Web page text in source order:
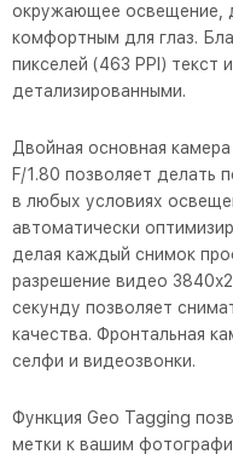
окружающее освещение,
комфортным для глаз.
пикселей (463 PPI) текст
детализированными.
Двойная основная
F/1.80 позволяет делать
в любых условиях
автоматически
делая каждый снимок
разрешение видео
секунду позволяет
качества. Фронтальная
селфи и видеозвонки.
Функция Geo Tagging
метки к вашим